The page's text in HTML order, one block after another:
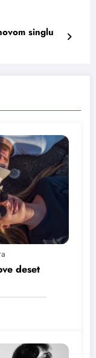
singlu
deset